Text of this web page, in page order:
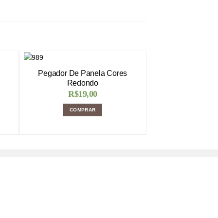
Pegador De Panela Cores
Redondo
R$19,00
COMPRAR